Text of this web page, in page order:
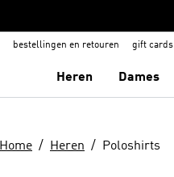
bestellingen en retouren gift cards
Heren Dames
Home Heren Poloshirts